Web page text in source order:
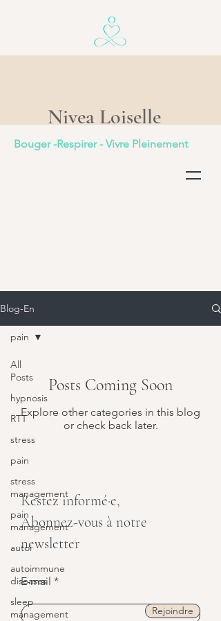
Nivea Loiselle
Bouger -Respirer - Vivre Pleinement
Blog-En
All
Posts
hypnosis
RTT
stress
pain
stress
management
pain
management
autoi
autoimmune
diseases
sleep
management
pain
Posts Coming Soon
Explore other categories in this blog
or check back later.
Restez informé·e,
Abonnez-vous à notre
newsletter
E-mail
Rejoindre